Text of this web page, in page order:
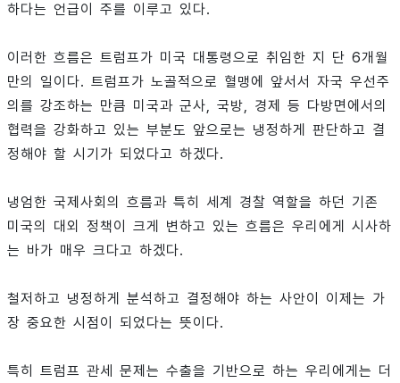
하다는 언급이 주를 이루고 있다.
이러한 흐름은 트럼프가 미국 대통령으로 취임한 지 단 6개월
만의 일이다. 트럼프가 노골적으로 혈맹에 앞서서 자국 우선주
의를 강조하는 만큼 미국과 군사, 국방, 경제 등 다방면에서의
협력을 강화하고 있는 부분도 앞으로는 냉정하게 판단하고 결
정해야 할 시기가 되었다고 하겠다.
냉엄한 국제사회의 흐름과 특히 세계 경찰 역할을 하던 기존
미국의 대외 정책이 크게 변하고 있는 흐름은 우리에게 시사하
는 바가 매우 크다고 하겠다.
철저하고 냉정하게 분석하고 결정해야 하는 사안이 이제는 가
장 중요한 시점이 되었다는 뜻이다.
특히 트럼프 관세 문제는 수출을 기반으로 하는 우리에게는 더